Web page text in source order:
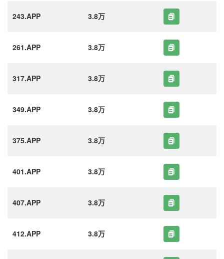
243.APP 3.8万
261.APP 3.8万
317.APP 3.8万
349.APP 3.8万
375.APP 3.8万
401.APP 3.8万
407.APP 3.8万
412.APP 3.8万